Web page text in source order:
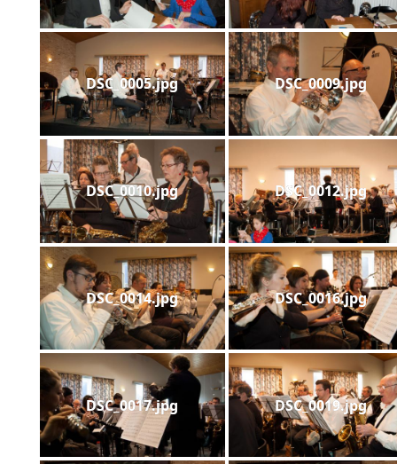
DSC_0005.jpg DSC_0009.jpg
DSC_0010.jpg DSC_0012.jpg
DSC_0014.jpg DSC_0016.jpg
DSC_0017.jpg DSC_0019.jpg